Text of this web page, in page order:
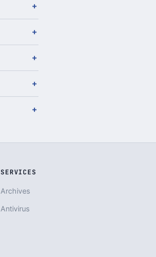
SERVICES
Archives
Antivirus